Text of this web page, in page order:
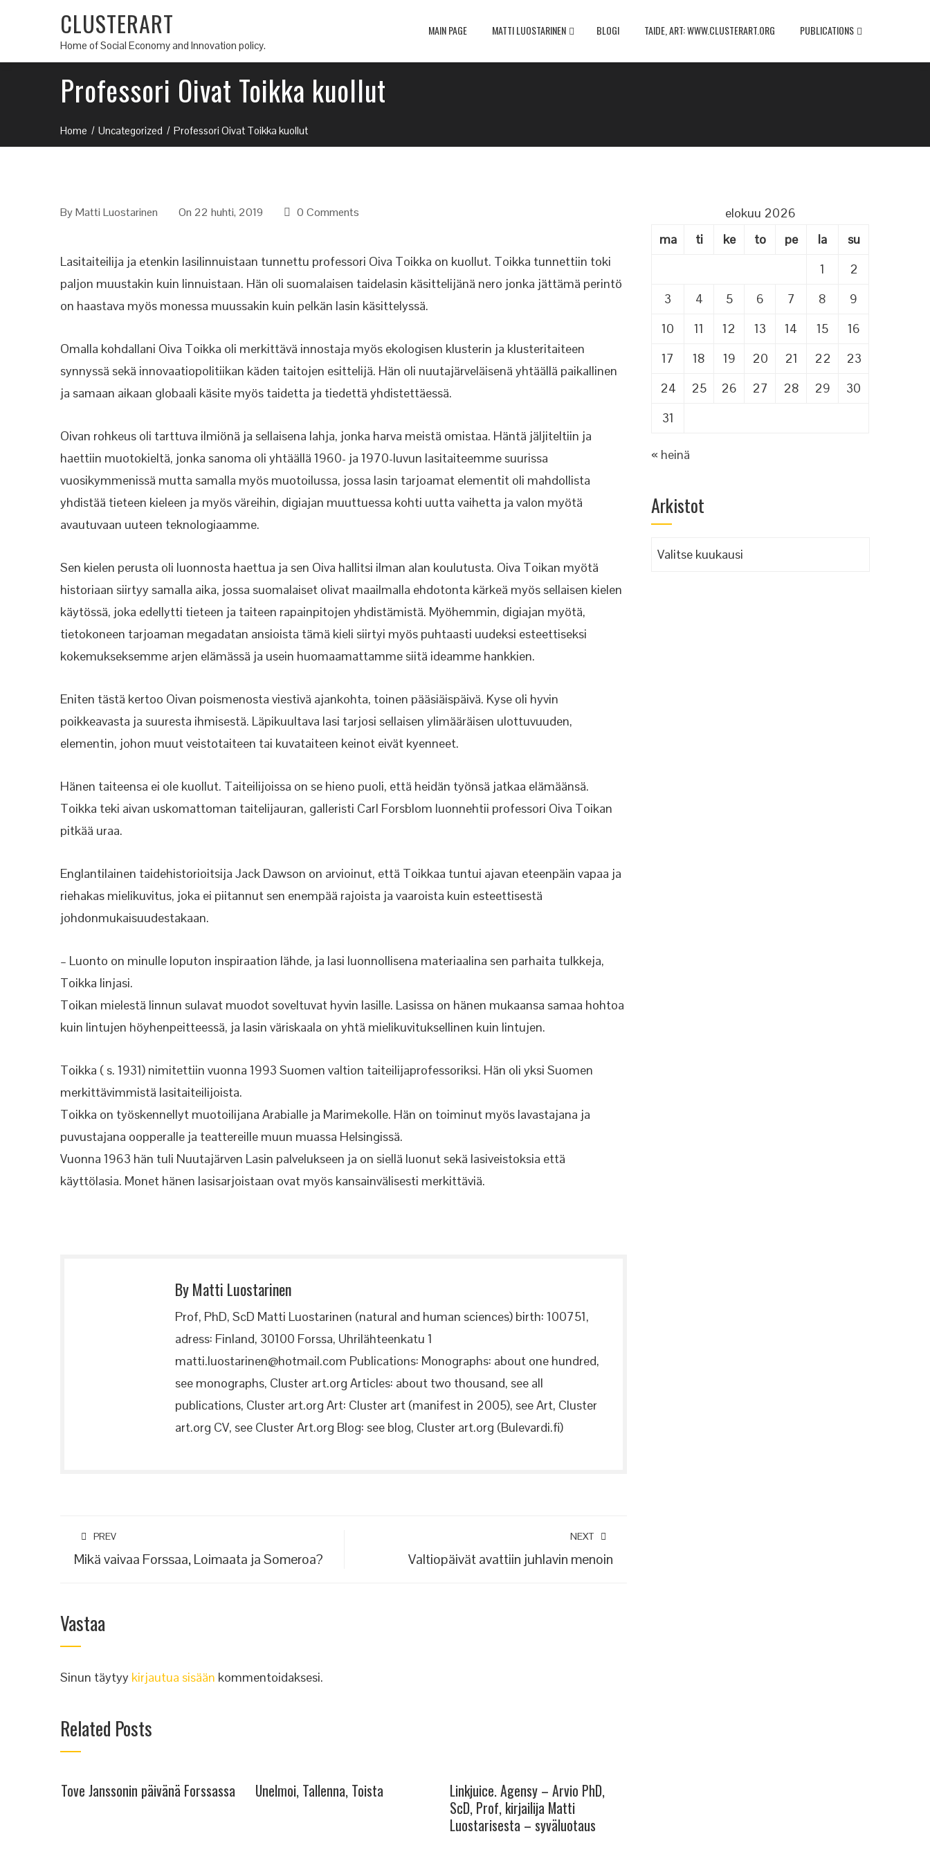
CLUSTERART
Home of Social Economy and Innovation policy.
MAIN PAGE MATTI LUOSTARINEN BLOGI TAIDE, ART: WWW.CLUSTERART.ORG PUBLICATIONS
Professori Oivat Toikka kuollut
Home Uncategorized Professori Oivat Toikka kuollut
ByMatti Luostarinen On 22 huhti, 2019 0 Comments
Lasitaiteilija ja etenkin lasilinnuistaan tunnettu professori Oiva Toikka on kuollut. Toikka tunnettiin toki
paljon muustakin kuin linnuistaan. Hän oli suomalaisen taidelasin käsittelijänä nero jonka jättämä perintö
on haastava myös monessa muussakin kuin pelkän lasin käsittelyssä.
Omalla kohdallani Oiva Toikka oli merkittävä innostaja myös ekologisen klusterin ja klusteritaiteen
synnyssä sekä innovaatiopolitiikan käden taitojen esittelijä. Hän oli nuutajärveläisenä yhtäällä paikallinen
ja samaan aikaan globaali käsite myös taidetta ja tiedettä yhdistettäessä.
Oivan rohkeus oli tarttuva ilmiönä ja sellaisena lahja, jonka harva meistä omistaa. Häntä jäljiteltiin ja
haettiin muotokieltä, jonka sanoma oli yhtäällä 1960- ja 1970-luvun lasitaiteemme suurissa
vuosikymmenissä mutta samalla myös muotoilussa, jossa lasin tarjoamat elementit oli mahdollista
yhdistää tieteen kieleen ja myös väreihin, digiajan muuttuessa kohti uutta vaihetta ja valon myötä
avautuvaan uuteen teknologiaamme.
Sen kielen perusta oli luonnosta haettua ja sen Oiva hallitsi ilman alan koulutusta. Oiva Toikan myötä
historiaan siirtyy samalla aika, jossa suomalaiset olivat maailmalla ehdotonta kärkeä myös sellaisen kielen
käytössä, joka edellytti tieteen ja taiteen rapainpitojen yhdistämistä. Myöhemmin, digiajan myötä,
tietokoneen tarjoaman megadatan ansioista tämä kieli siirtyi myös puhtaasti uudeksi esteettiseksi
kokemukseksemme arjen elämässä ja usein huomaamattamme siitä ideamme hankkien.
Eniten tästä kertoo Oivan poismenosta viestivä ajankohta, toinen pääsiäispäivä. Kyse oli hyvin
poikkeavasta ja suuresta ihmisestä. Läpikuultava lasi tarjosi sellaisen ylimääräisen ulottuvuuden,
elementin, johon muut veistotaiteen tai kuvataiteen keinot eivät kyenneet.
Hänen taiteensa ei ole kuollut. Taiteilijoissa on se hieno puoli, että heidän työnsä jatkaa elämäänsä.
Toikka teki aivan uskomattoman taitelijauran, galleristi Carl Forsblom luonnehtii professori Oiva Toikan
pitkää uraa.
Englantilainen taidehistorioitsija Jack Dawson on arvioinut, että Toikkaa tuntui ajavan eteenpäin vapaa ja
riehakas mielikuvitus, joka ei piitannut sen enempää rajoista ja vaaroista kuin esteettisestä
johdonmukaisuudestakaan.
– Luonto on minulle loputon inspiraation lähde, ja lasi luonnollisena materiaalina sen parhaita tulkkeja,
Toikka linjasi.
Toikan mielestä linnun sulavat muodot soveltuvat hyvin lasille. Lasissa on hänen mukaansa samaa hohtoa
kuin lintujen höyhenpeitteessä, ja lasin väriskaala on yhtä mielikuvituksellinen kuin lintujen.
Toikka ( s. 1931) nimitettiin vuonna 1993 Suomen valtion taiteilijaprofessoriksi. Hän oli yksi Suomen
merkittävimmistä lasitaiteilijoista.
Toikka on työskennellyt muotoilijana Arabialle ja Marimekolle. Hän on toiminut myös lavastajana ja
puvustajana oopperalle ja teattereille muun muassa Helsingissä.
Vuonna 1963 hän tuli Nuutajärven Lasin palvelukseen ja on siellä luonut sekä lasiveistoksia että
käyttölasia. Monet hänen lasisarjoistaan ovat myös kansainvälisesti merkittäviä.
By Matti Luostarinen
Prof, PhD, ScD Matti Luostarinen (natural and human sciences) birth: 100751,
adress: Finland, 30100 Forssa, Uhrilähteenkatu 1
matti.luostarinen@hotmail.com Publications: Monographs: about one hundred,
see monographs, Cluster art.org Articles: about two thousand, see all
publications, Cluster art.org Art: Cluster art (manifest in 2005), see Art, Cluster
art.org CV, see Cluster Art.org Blog: see blog, Cluster art.org (Bulevardi.fi)
PREV
Mikä vaivaa Forssaa, Loimaata ja Someroa?
NEXT
Valtiopäivät avattiin juhlavin menoin
Vastaa
Sinun täytyy kirjautua sisään kommentoidaksesi.
Related Posts
Tove Janssonin päivänä Forssassa Unelmoi, Tallenna, Toista
Linkjuice. Agensy – Arvio PhD,
ScD, Prof, kirjailija Matti
Luostarisesta – syväluotaus
elokuu 2026
ma
ti ke to pe la
su
1
2
3
4 5 6 7 8
9
10
11 12 13 14 15
16
17
18 19 20 21 22
23
24
25 26 27 28 29
30
31
« heinä
Arkistot
Arkistot